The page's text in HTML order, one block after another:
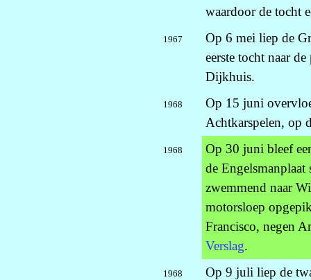
waardoor de tocht
1967
Op 6 mei liep de
eerste tocht naar
Dijkhuis.
1968
Op 15 juni
Achtkarspelen, op
1968
Op 30 juni bleef
de
zwemmend naar
motorsloep
Francisco, negen
Verslag.
1968
Op 9 juli liep de